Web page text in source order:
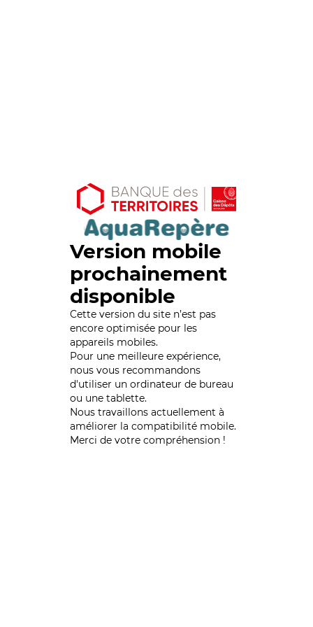
Version mobile
prochainement
disponible
Cette version du site n’est pas
encore optimisée pour les
appareils mobiles.
Pour une meilleure expérience,
nous vous recommandons
d'utiliser un ordinateur de bureau
ou une tablette.
Nous travaillons actuellement à
améliorer la compatibilité mobile.
Merci de votre compréhension !